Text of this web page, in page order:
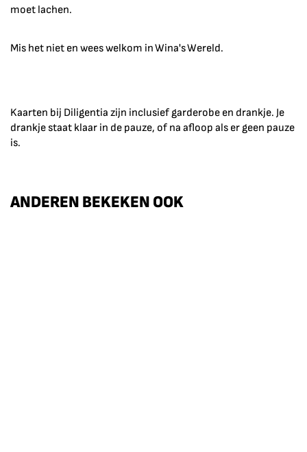
moet lachen.
Mis het niet en wees welkom in Wina's Wereld.
Kaarten bij Diligentia zijn inclusief garderobe en drankje. Je
drankje staat klaar in de pauze, of na afloop als er geen pauze
is.
ANDEREN BEKEKEN OOK